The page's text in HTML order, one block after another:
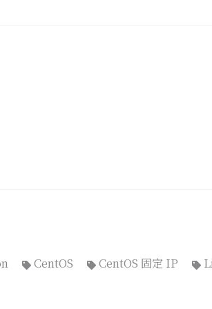
CentOS CentOS 固定 IP